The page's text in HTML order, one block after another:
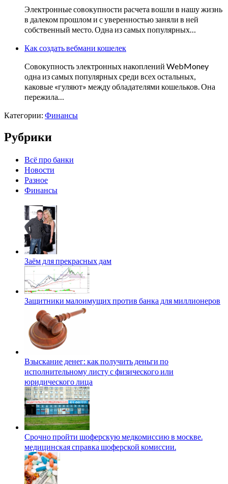
Электронные совокупности расчета вошли в нашу жизнь
в далеком прошлом и с уверенностью заняли в ней
собственный место. Одна из самых популярных…
Как создать вебмани кошелек
Совокупность электронных накоплений WebMoney
одна из самых популярных среди всех остальных,
каковые «гуляют» между обладателями кошельков. Она
пережила…
Категории: Финансы
Рубрики
Всё про банки
Новости
Разное
Финансы
Заём для прекрасных дам
Защитники малоимущих против банка для миллионеров
Взыскание денег: как получить деньги по
исполнительному листу с физического или
юридического лица
Срочно пройти шоферскую медкомиссию в москве.
медицинская справка шоферской комиссии.